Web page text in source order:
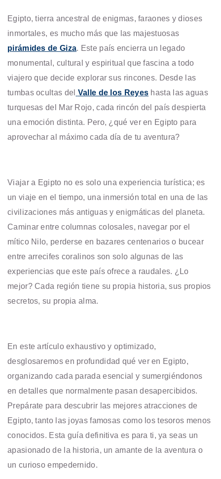
Egipto, tierra ancestral de enigmas, faraones y dioses
inmortales, es mucho más que las majestuosas
pirámides de Giza. Este país encierra un legado
monumental, cultural y espiritual que fascina a todo
viajero que decide explorar sus rincones. Desde las
tumbas ocultas del Valle de los Reyes hasta las aguas
turquesas del Mar Rojo, cada rincón del país despierta
una emoción distinta. Pero, ¿qué ver en Egipto para
aprovechar al máximo cada día de tu aventura?
Viajar a Egipto no es solo una experiencia turística; es
un viaje en el tiempo, una inmersión total en una de las
civilizaciones más antiguas y enigmáticas del planeta.
Caminar entre columnas colosales, navegar por el
mítico Nilo, perderse en bazares centenarios o bucear
entre arrecifes coralinos son solo algunas de las
experiencias que este país ofrece a raudales. ¿Lo
mejor? Cada región tiene su propia historia, sus propios
secretos, su propia alma.
En este artículo exhaustivo y optimizado,
desglosaremos en profundidad qué ver en Egipto,
organizando cada parada esencial y sumergiéndonos
en detalles que normalmente pasan desapercibidos.
Prepárate para descubrir las mejores atracciones de
Egipto, tanto las joyas famosas como los tesoros menos
conocidos. Esta guía definitiva es para ti, ya seas un
apasionado de la historia, un amante de la aventura o
un curioso empedernido.